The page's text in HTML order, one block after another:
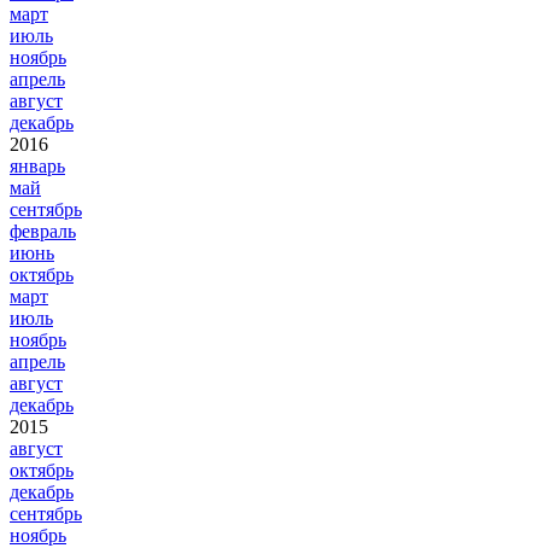
март
июль
ноябрь
апрель
август
декабрь
2016
январь
май
сентябрь
февраль
июнь
октябрь
март
июль
ноябрь
апрель
август
декабрь
2015
август
октябрь
декабрь
сентябрь
ноябрь